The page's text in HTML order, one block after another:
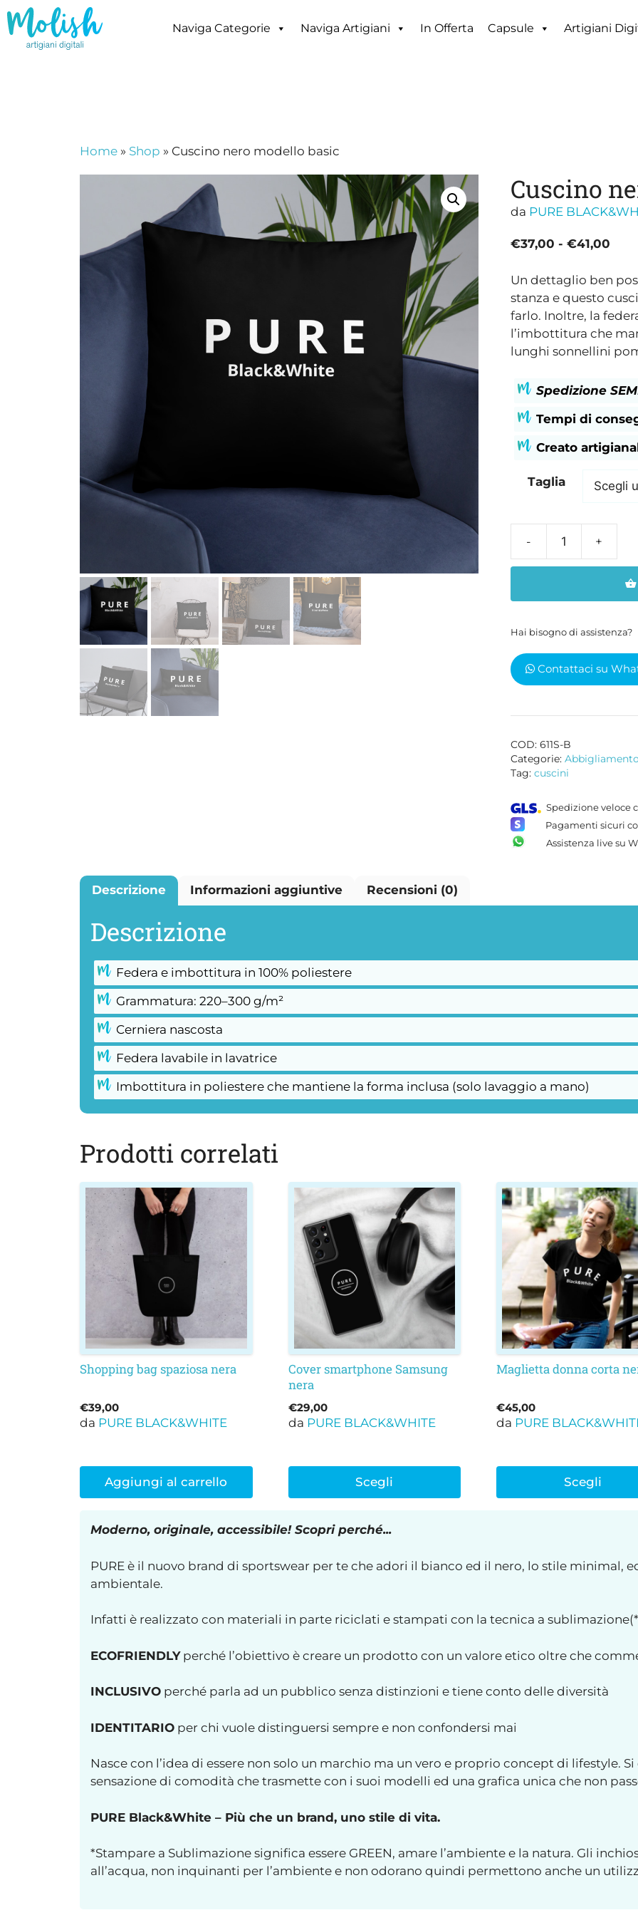
Vai
al
contenuto
Naviga Categorie Naviga Artigiani In Offerta Capsule Artigiani
Home » Shop » Cuscino nero modello basic
Cuscino
da PURE
€37,00 - €41,00
da
a
Un dettaglio ben
stanza e questo
farlo. Inoltre, la
l’imbottitura che
lunghi sonnellini
Spedizione
Tempi di
Creato
Taglia
nero
basic
Hai bisogno di assistenza?
Contattaci su
COD: 611S-B
Categorie: Abbigliamento
Tag: cuscini
Spedizione veloce
Pagamenti sicuri
Assistenza live su
Descrizione Informazioni aggiuntive Recensioni (0)
Descrizione
Federa e imbottitura in 100% poliestere
Grammatura: 220–300 g/m²
Cerniera nascosta
Federa lavabile in lavatrice
Imbottitura in poliestere che mantiene la forma inclusa (solo lavaggio a mano)
Prodotti correlati
Shopping bag spaziosa nera
€39,00
da PURE BLACK&WHITE
Aggiungi al carrello
Cover smartphone Samsung
nera
€29,00
da PURE BLACK&WHITE
Scegli
Questo
prodotto
ha
più
varianti.
opzioni
possono
scelte
nella
pagina
del
prodotto
Maglietta donna corta
€45,00
da PURE
Scegli
Questo
prodotto
ha
varianti.
opzioni
possono
essere
scelte
nella
del
prodotto
Moderno, originale, accessibile! Scopri perché...
PURE è il nuovo brand di sportswear per te che adori il bianco ed il nero, lo stile minimal,
ambientale.
Infatti è realizzato con materiali in parte riciclati e stampati con la tecnica a
ECOFRIENDLYperché l’obiettivo è creare un prodotto con un valore etico oltre che
INCLUSIVO perché parla ad un pubblico senza distinzioni e tiene conto delle diversità
IDENTITARIO per chi vuole distinguersi sempre e non confondersi mai
Nasce con l’idea di essere non solo un marchio ma un vero e proprio concept di lifestyle.
sensazione di comodità che trasmette con i suoi modelli ed una grafica unica che non
PURE Black&White – Più che un brand, uno stile di vita.
*Stampare a Sublimazione significa essere GREEN, amare l’ambiente e la natura. Gli
all’acqua, non inquinanti per l’ambiente e non odorano quindi permettono anche un